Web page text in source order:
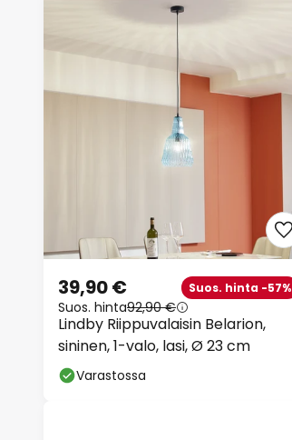
Lindby Riippuvalaisin Belarion,
sininen, 1-valo, lasi, Ø 23 cm
39,90 € Suos. hinta -57%
Suos. hinta92,90 €
Varastossa